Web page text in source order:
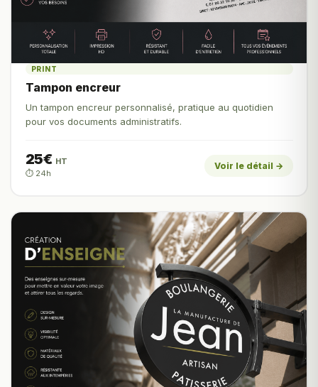
PRINT
Tampon encreur
Un tampon encreur personnalisé, pratique au quotidien
pour vos documents administratifs.
25€ HT
⏱️ 24h
Voir le détail →